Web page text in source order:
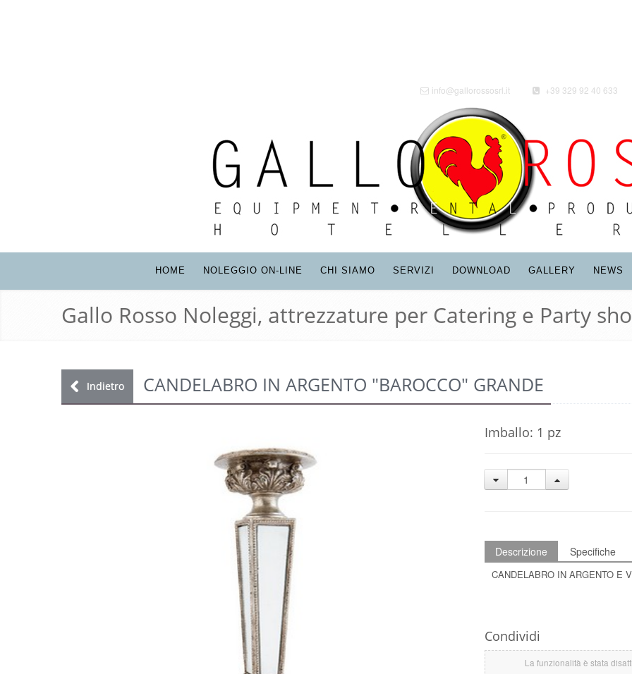
info@gallorossosrl.it +39 329 92 40 633
HOME NOLEGGIO ON-LINE CHI SIAMO SERVIZI DOWNLOAD GALLERY NEWS
Gallo Rosso Noleggi, attrezzature per Catering e Party
Indietro CANDELABRO IN ARGENTO "BAROCCO" GRANDE
Imballo: 1 pz
Descrizione Specifiche
CANDELABRO IN ARGENTO E
Condividi
La funzionalità è stata